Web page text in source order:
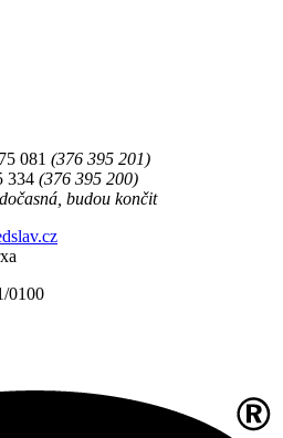
(376 395 201)
334 (376 395 200)
budou končit
0100